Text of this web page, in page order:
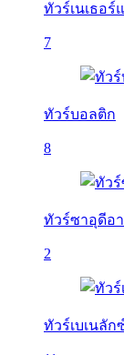
ทัวร์เนเธอร์
7
ทัวร์บอลติก
8
ทัวร์ซาอุดีอา
2
ทัวร์เบเนลัก